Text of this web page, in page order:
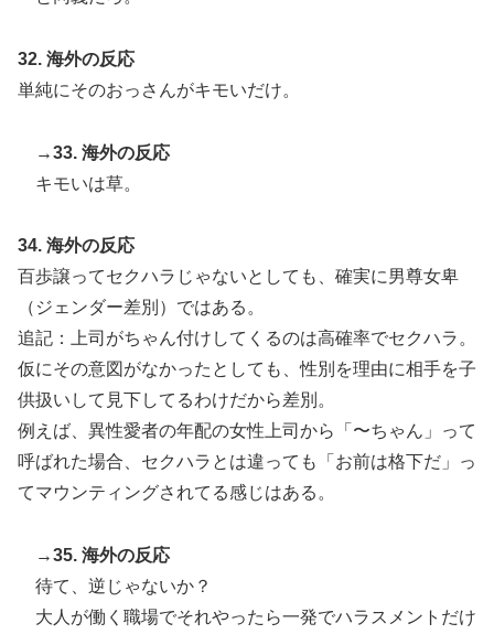
32. 海外の反応
単純にそのおっさんがキモいだけ。
→33. 海外の反応
キモいは草。
34. 海外の反応
百歩譲ってセクハラじゃないとしても、確実に男尊女卑
（ジェンダー差別）ではある。
追記：上司がちゃん付けしてくるのは高確率でセクハラ。
仮にその意図がなかったとしても、性別を理由に相手を子
供扱いして見下してるわけだから差別。
例えば、異性愛者の年配の女性上司から「〜ちゃん」って
呼ばれた場合、セクハラとは違っても「お前は格下だ」っ
てマウンティングされてる感じはある。
→35. 海外の反応
待て、逆じゃないか？
大人が働く職場でそれやったら一発でハラスメントだけ